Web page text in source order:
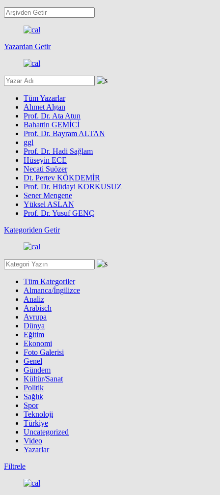
Yazardan Getir
Tüm Yazarlar
Ahmet Algan
Prof. Dr. Ata Atun
Bahattin GEMİCİ
Prof. Dr. Bayram ALTAN
ggl
Prof. Dr. Hadi Sağlam
Hüseyin ECE
Necati Suözer
Dt. Pertev KÖKDEMİR
Prof. Dr. Hüdayi KORKUSUZ
Sener Mengene
Yüksel ASLAN
Prof. Dr. Yusuf GENÇ
Kategoriden Getir
Tüm Kategoriler
Almanca/İngilizce
Analiz
Arabisch
Avrupa
Dünya
Eğitim
Ekonomi
Foto Galerisi
Genel
Gündem
Kültür/Sanat
Politik
Sağlık
Spor
Teknoloji
Türkiye
Uncategorized
Video
Yazarlar
Filtrele